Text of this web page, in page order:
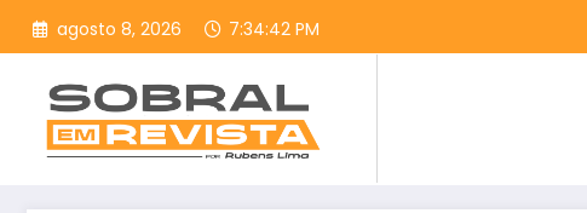
Pular
para
conteúdo
agosto 8, 2026 7:34:44 PM